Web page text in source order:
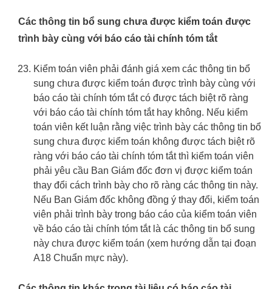
Các thông tin bổ sung chưa được kiểm toán được
trình bày cùng với báo cáo tài chính tóm tắt
Kiểm toán viên phải đánh giá xem các thông tin bổ
sung chưa được kiểm toán được trình bày cùng với
báo cáo tài chính tóm tắt có được tách biệt rõ ràng
với báo cáo tài chính tóm tắt hay không. Nếu kiểm
toán viên kết luận rằng việc trình bày các thông tin bổ
sung chưa được kiểm toán không được tách biệt rõ
ràng với báo cáo tài chính tóm tắt thì kiểm toán viên
phải yêu cầu Ban Giám đốc đơn vị được kiểm toán
thay đổi cách trình bày cho rõ ràng các thông tin này.
Nếu Ban Giám đốc không đồng ý thay đổi, kiểm toán
viên phải trình bày trong báo cáo của kiểm toán viên
về báo cáo tài chính tóm tắt là các thông tin bổ sung
này chưa được kiểm toán (xem hướng dẫn tại đoạn
A18 Chuẩn mực này).